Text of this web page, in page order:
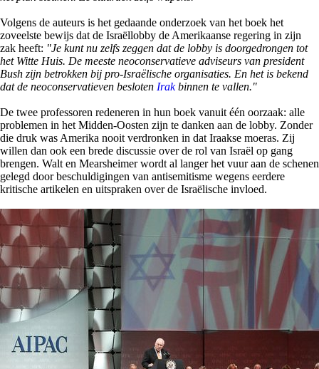
Volgens de auteurs is het gedaande onderzoek van het boek het
zoveelste bewijs dat de Israëllobby de Amerikaanse regering in zijn
zak heeft: "Je kunt nu zelfs zeggen dat de lobby is doorgedrongen tot
het Witte Huis. De meeste neoconservatieve adviseurs van president
Bush zijn betrokken bij pro-Israëlische organisaties. En het is bekend
dat de neoconservatieven besloten Irakbinnen te vallen."
De twee professoren redeneren in hun boek vanuit één oorzaak: alle
problemen in het Midden-Oosten zijn te danken aan de lobby. Zonder
die druk was Amerika nooit verdronken in dat Iraakse moeras. Zij
willen dan ook een brede discussie over de rol van Israël op gang
brengen. Walt en Mearsheimer wordt al langer het vuur aan de schenen
gelegd door beschuldigingen van antisemitisme wegens eerdere
kritische artikelen en uitspraken over de Israëlische invloed.